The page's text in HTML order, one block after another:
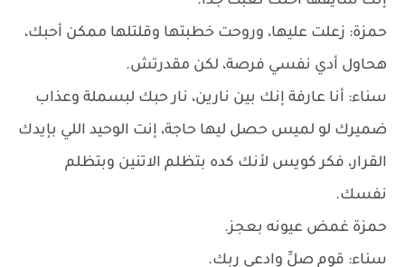
حمزة: زعلت عليها، وروحت خطبتها وقلتلها ممكن أحبك،
هحاول أدي نفسي فرصة، لكن مقدرتش.
سناء: أنا عارفة إنك بين نارين، نار حبك لبسملة وعذاب
ضميرك لو لميس حصل ليها حاجة، إنت الوحيد اللي بإيدك
القرار، فكر كويس لأنك كده بتظلم الاتنين وبتظلم
نفسك.
حمزة غمض عيونه بعجز.
سناء: قوم صلِّ وادعي ربك.